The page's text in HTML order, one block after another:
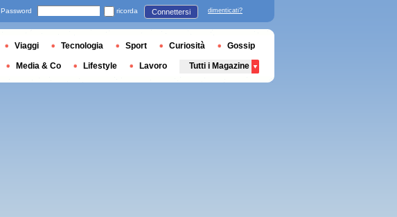
Password ricorda Connettersi dimenticati?
Viaggi Tecnologia Sport Curiosità Gossip
Media & Co Lifestyle Lavoro Tutti i Magazine